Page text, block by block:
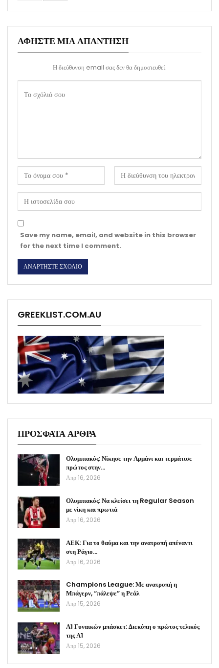
ΑΦΉΣΤΕ ΜΙΑ ΑΠΆΝΤΗΣΗ
Η διεύθυνση email σας δεν θα δημοσιευθεί.
Save my name, email, and website in this browser
for the next time I comment.
GREEKLIST.COM.AU
ΠΡΟΣΦΑΤΑ ΑΡΘΡΑ
Ολυμπιακός: Νίκησε την Αρμάνι και τερμάτισε
πρώτος στην…
Απρ 16, 2026
Ολυμπιακός: Να κλείσει τη Regular Season
με νίκη και πρωτιά
Απρ 16, 2026
ΑΕΚ: Για το θαύμα και την ανατροπή απέναντι
στη Ράγιο…
Απρ 16, 2026
Champions League: Με ανατροπή η
Μπάγερν, “πάλεψε” η Ρεάλ
Απρ 15, 2026
Α1 Γυναικών μπάσκετ: Διεκόπη ο πρώτος τελικός
της Α1
Απρ 15, 2026